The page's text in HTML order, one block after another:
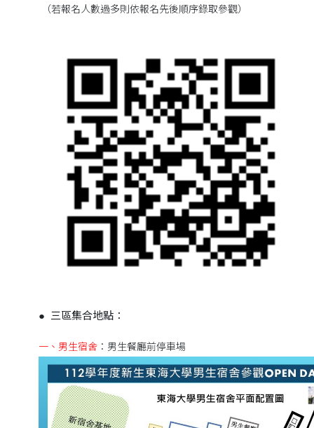
（若報名人數過多則依報名先後順序錄取參觀）
● 三區集合地點：
一、男生宿舍 ：男生餐廳前停車場